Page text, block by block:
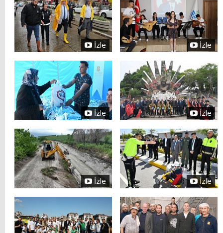
İzle İzle
İzle İzle
İzle İzle